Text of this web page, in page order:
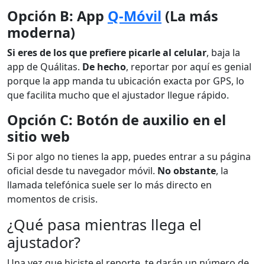
Opción B: App Q-Móvil (La más
moderna)
Si eres de los que prefiere picarle al celular, baja la
app de Quálitas. De hecho, reportar por aquí es genial
porque la app manda tu ubicación exacta por GPS, lo
que facilita mucho que el ajustador llegue rápido.
Opción C: Botón de auxilio en el
sitio web
Si por algo no tienes la app, puedes entrar a su página
oficial desde tu navegador móvil. No obstante, la
llamada telefónica suele ser lo más directo en
momentos de crisis.
¿Qué pasa mientras llega el
ajustador?